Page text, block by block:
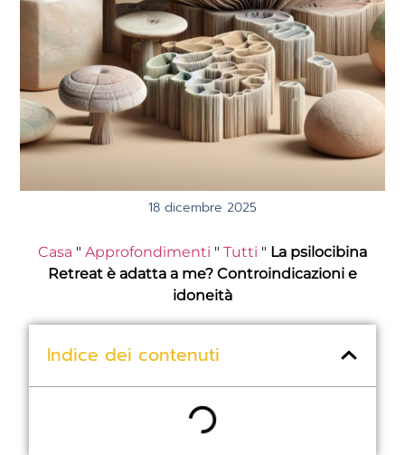
18 dicembre 2025
Casa " Approfondimenti " Tutti " La psilocibina
Retreat è adatta a me? Controindicazioni e
idoneità
Indice dei contenuti